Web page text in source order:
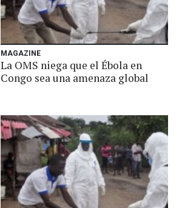
MAGAZINE
La OMS niega que el Ébola en
Congo sea una amenaza global